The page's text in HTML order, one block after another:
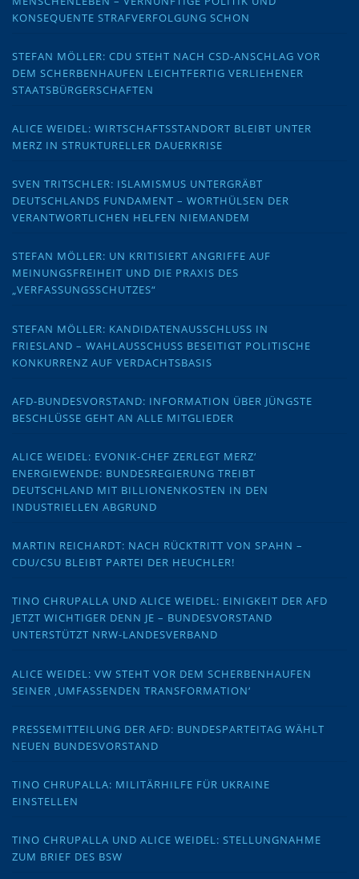
KONSEQUENTE STRAFVERFOLGUNG SCHON
STEFAN MÖLLER: CDU STEHT NACH CSD-ANSCHLAG VOR
DEM SCHERBENHAUFEN LEICHTFERTIG VERLIEHENER
STAATSBÜRGERSCHAFTEN
ALICE WEIDEL: WIRTSCHAFTSSTANDORT BLEIBT UNTER
MERZ IN STRUKTURELLER DAUERKRISE
SVEN TRITSCHLER: ISLAMISMUS UNTERGRÄBT
DEUTSCHLANDS FUNDAMENT – WORTHÜLSEN DER
VERANTWORTLICHEN HELFEN NIEMANDEM
STEFAN MÖLLER: UN KRITISIERT ANGRIFFE AUF
MEINUNGSFREIHEIT UND DIE PRAXIS DES
„VERFASSUNGSSCHUTZES“
STEFAN MÖLLER: KANDIDATENAUSSCHLUSS IN
FRIESLAND – WAHLAUSSCHUSS BESEITIGT POLITISCHE
KONKURRENZ AUF VERDACHTSBASIS
AFD-BUNDESVORSTAND: INFORMATION ÜBER JÜNGSTE
BESCHLÜSSE GEHT AN ALLE MITGLIEDER
ALICE WEIDEL: EVONIK-CHEF ZERLEGT MERZ‘
ENERGIEWENDE: BUNDESREGIERUNG TREIBT
DEUTSCHLAND MIT BILLIONENKOSTEN IN DEN
INDUSTRIELLEN ABGRUND
MARTIN REICHARDT: NACH RÜCKTRITT VON SPAHN –
CDU/CSU BLEIBT PARTEI DER HEUCHLER!
TINO CHRUPALLA UND ALICE WEIDEL: EINIGKEIT DER AFD
JETZT WICHTIGER DENN JE – BUNDESVORSTAND
UNTERSTÜTZT NRW-LANDESVERBAND
ALICE WEIDEL: VW STEHT VOR DEM SCHERBENHAUFEN
SEINER ‚UMFASSENDEN TRANSFORMATION‘
PRESSEMITTEILUNG DER AFD: BUNDESPARTEITAG WÄHLT
NEUEN BUNDESVORSTAND
TINO CHRUPALLA: MILITÄRHILFE FÜR UKRAINE
EINSTELLEN
TINO CHRUPALLA UND ALICE WEIDEL: STELLUNGNAHME
ZUM BRIEF DES BSW